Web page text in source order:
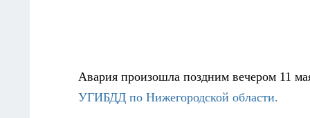
Авария произошла поздним вечером 11
УГИБДД по Нижегородской области.